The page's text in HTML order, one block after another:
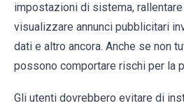
impostazioni di sistema,
visualizzare annunci pubblicitari
dati e altro ancora. Anche se non
possono comportare rischi per la
Gli utenti dovrebbero evitare di